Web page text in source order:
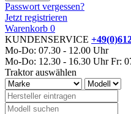
Passwort vergessen?
Jetzt registrieren
Warenkorb 0
KUNDENSERVICE
Mo-Do: 07.30 - 12.00 Uhr
Mo-Do: 12.30 - 16.30 Uhr Fr:
Traktor auswählen